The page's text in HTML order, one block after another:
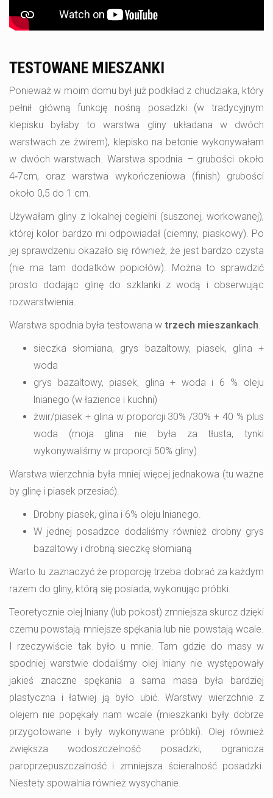
TESTOWANE MIESZANKI
Ponieważ w moim domu był już podkład z chudziaka, który
pełnił główną funkcję nośną posadzki (w tradycyjnym
klepisku byłaby to warstwa gliny układana w dwóch
warstwach ze żwirem), klepisko na betonie wykonywałam
w dwóch warstwach. Warstwa spodnia – grubości około
4‑7cm, oraz warstwa wykończeniowa (finish) grubości
około 0,5 do 1 cm.
Używałam gliny z lokalnej cegielni (suszonej, workowanej),
której kolor bardzo mi odpowiadał (ciemny, piaskowy). Po
jej sprawdzeniu okazało się również, że jest bardzo czysta
(nie ma tam dodatków popiołów). Można to sprawdzić
prosto dodając glinę do szklanki z wodą i obserwując
rozwarstwienia.
Warstwa spodnia była testowana w trzech mieszankach.
sieczka słomiana, grys bazaltowy, piasek, glina +
woda
grys bazaltowy, piasek, glina + woda i 6 % oleju
lnianego (w łazience i kuchni)
żwir/piasek + glina w proporcji 30% /30% + 40 % plus
woda (moja glina nie była za tłusta, tynki
wykonywaliśmy w proporcji 50% gliny)
Warstwa wierzchnia była mniej więcej jednakowa (tu ważne
by glinę i piasek przesiać).
Drobny piasek, glina i 6% oleju lnianego.
W jednej posadzce dodaliśmy również drobny grys
bazaltowy i drobną sieczkę słomianą
Warto tu zaznaczyć że proporcję trzeba dobrać za każdym
razem do gliny, którą się posiada, wykonując próbki.
Teoretycznie olej lniany (lub pokost) zmniejsza skurcz dzięki
czemu powstają mniejsze spękania lub nie powstają wcale.
I rzeczywiście tak było u mnie. Tam gdzie do masy w
spodniej warstwie dodaliśmy olej lniany nie występowały
jakieś znaczne spękania a sama masa była bardziej
plastyczna i łatwiej ją było ubić. Warstwy wierzchnie z
olejem nie popękały nam wcale (mieszkanki były dobrze
przygotowane i były wykonywane próbki). Olej również
zwiększa wodoszczelność posadzki, ogranicza
paroprzepuszczalność i zmniejsza ścieralność posadzki.
Niestety spowalnia również wysychanie.